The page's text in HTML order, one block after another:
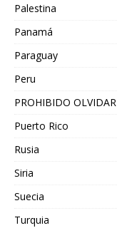
Palestina
Panamá
Paraguay
Peru
PROHIBIDO OLVIDAR
Puerto Rico
Rusia
Siria
Suecia
Turquia